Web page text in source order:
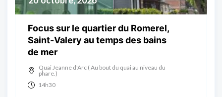
Focus sur le quartier du Romerel,
Saint-Valery au temps des bains
de mer
Quai Jeanne d'Arc ( Au bout du quai au niveau du
phare.)
14h30